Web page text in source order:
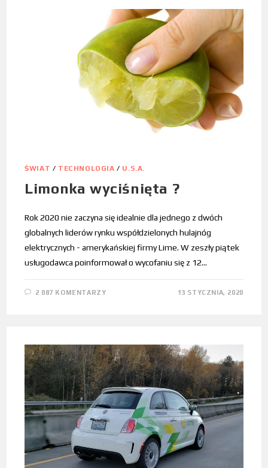
ŚWIAT / TECHNOLOGIA / U.S.A.
Limonka wyciśnięta ?
Rok 2020 nie zaczyna się idealnie dla jednego z dwóch
globalnych liderów rynku współdzielonych hulajnóg
elektrycznych - amerykańskiej firmy Lime. W zeszły piątek
usługodawca poinformował o wycofaniu się z 12…
2 087 KOMENTARZY 13 STYCZNIA, 2020